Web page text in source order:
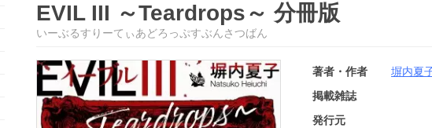
EVIL III ～Teardrops～ 分冊版
いーぶるすりーてぃあどろっぷすぶんさつばん
著者・作者 塀内夏
掲載雑誌
発行元